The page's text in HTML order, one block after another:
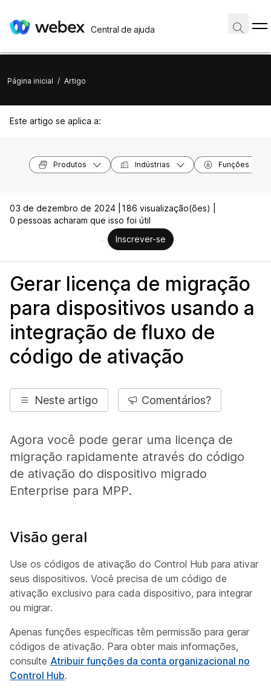
Central de ajuda
Página inicial / Artigo
Este artigo se aplica a:
Produtos Indústrias Funções
03 de dezembro de 2024 |
186 visualização(ões) |
0 pessoas acharam que isso foi útil
Inscrever-se
Gerar licença de migração
para dispositivos usando a
integração de fluxo de
código de ativação
Neste artigo Comentários?
Agora você pode gerar uma licença de
migração rapidamente através do código
de ativação do dispositivo migrado
Enterprise para MPP.
Visão geral
Use os códigos de ativação do Control Hub para ativar
seus dispositivos. Você precisa de um código de
ativação exclusivo para cada dispositivo, para integrar
ou migrar.
Apenas funções específicas têm permissão para gerar
códigos de ativação. Para obter mais informações,
consulte Atribuir funções da conta organizacional no
Control Hub.